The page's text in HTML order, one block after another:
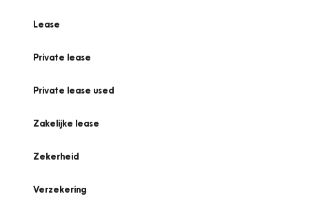
Lease
Private lease
Private lease used
Zakelijke lease
Zekerheid
Verzekering